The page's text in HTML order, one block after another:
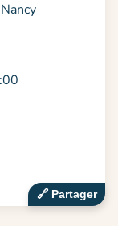
🔗‍️ Partager